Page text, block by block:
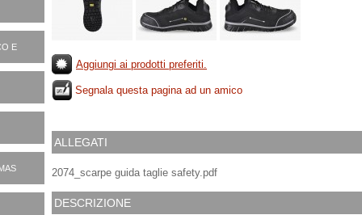
E
Aggiungi ai prodotti preferiti.
Segnala questa pagina ad un amico
ALLEGATI
2074_scarpe guida taglie safety.pdf
DESCRIZIONE